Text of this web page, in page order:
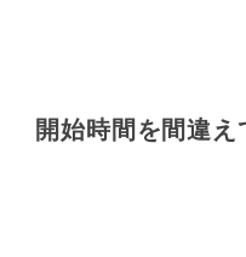
開始時間を間違え